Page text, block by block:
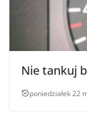
Nie tankuj
poniedziałek 22